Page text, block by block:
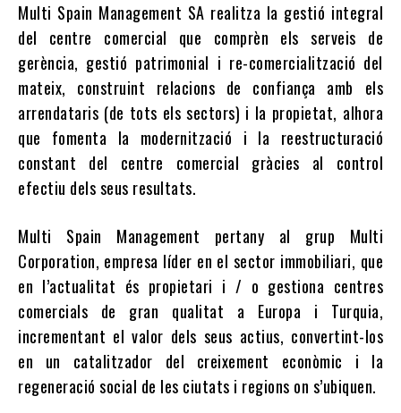
Multi Spain Management SA realitza la gestió integral
del centre comercial que comprèn els serveis de
gerència, gestió patrimonial i re-comercialització del
mateix, construint relacions de confiança amb els
arrendataris (de tots els sectors) i la propietat, alhora
que fomenta la modernització i la reestructuració
constant del centre comercial gràcies al control
efectiu dels seus resultats.
Multi Spain Management pertany al grup Multi
Corporation, empresa líder en el sector immobiliari, que
en l’actualitat és propietari i / o gestiona centres
comercials de gran qualitat a Europa i Turquia,
incrementant el valor dels seus actius, convertint-los
en un catalitzador del creixement econòmic i la
regeneració social de les ciutats i regions on s’ubiquen.